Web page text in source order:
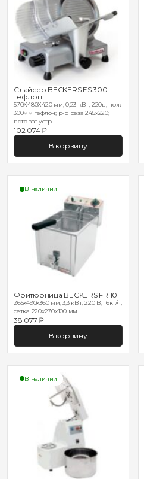
Слайсер BECKERS ES 300
тефлон
570Х480Х420 мм; 0,23 кВт; 220в; нож
300мм тефлон; р-р реза 245х220;
встр.зат.устр.
102 074 ₽
В корзину
В наличии
Фритюрница BECKERS FR 10
265x490x360 мм, 3,3 кВт, 220 В, 16кг/ч,
сетка 220х270х100 мм
38 077 ₽
В корзину
В наличии